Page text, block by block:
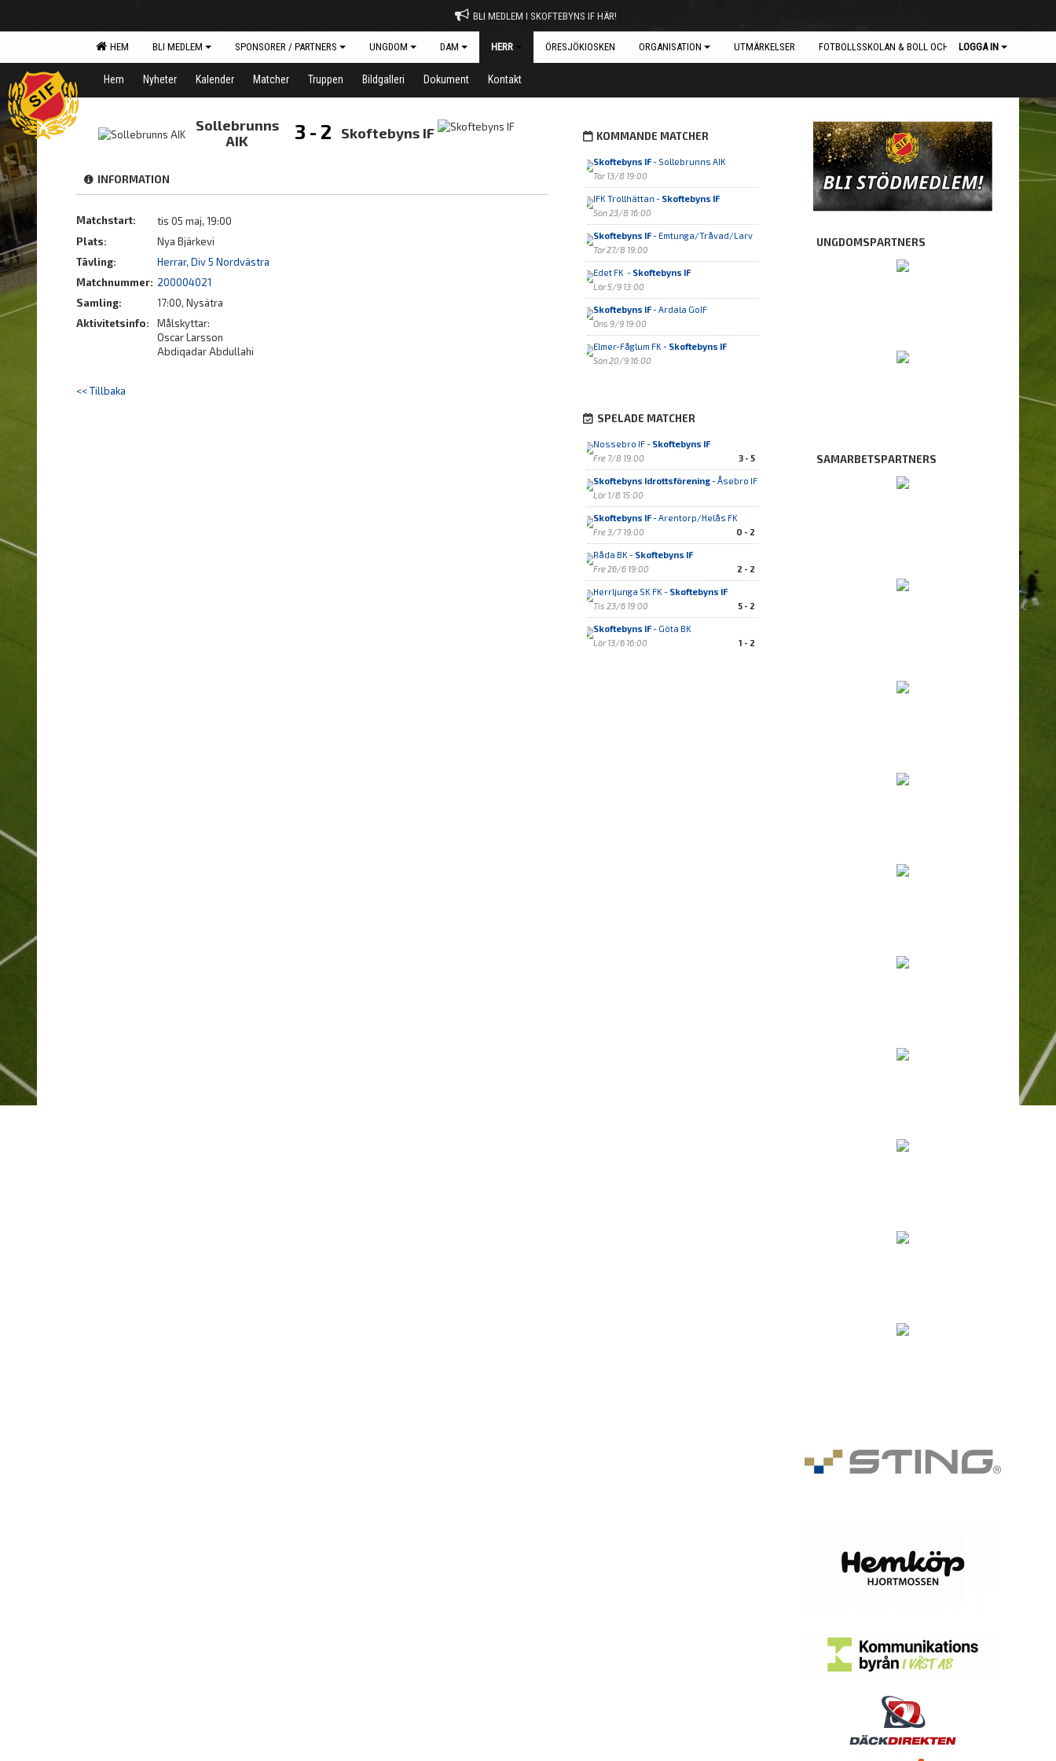
BLI MEDLEM I SKOFTEBYNS IF HÄR!
HEM BLI MEDLEM SPONSORER / PARTNERS UNGDOM DAM HERR ÖRESJÖKIOSKEN ORGANISATION UTMÄRKELSER FOTBOLLSSKOLAN & BOLL OCH LEKLOGGA IN
Hem Nyheter Kalender Matcher Truppen Bildgalleri Dokument Kontakt
Sollebrunns
AIK
3 - 2 Skoftebyns IF
INFORMATION
Matchstart:
tis 05 maj, 19:00
Plats:
Nya Bjärkevi
Tävling:
Herrar, Div 5 Nordvästra
Matchnummer: 200004021
Samling:
17:00, Nysätra
Aktivitetsinfo:
Målskyttar:
Oscar Larsson
Abdiqadar Abdullahi
<< Tillbaka
KOMMANDE MATCHER
Skoftebyns IF- Sollebrunns AIK
Tor 13/8 19:00
IFK Trollhättan - Skoftebyns IF
Sön 23/8 16:00
Skoftebyns IF- Emtunga/Tråvad/Larv
Tor 27/8 19:00
Edet FK - Skoftebyns IF
Lör 5/9 13:00
Skoftebyns IF- Ardala GoIF
Ons 9/9 19:00
Elmer-Fåglum FK - Skoftebyns IF
Sön 20/9 16:00
SPELADE MATCHER
Nossebro IF - Skoftebyns IF
Fre 7/8 19:00
3 - 5
Skoftebyns Idrottsförening- Åsebro IF
Lör 1/8 15:00
Skoftebyns IF- Arentorp/Helås FK
Fre 3/7 19:00
0 - 2
Råda BK - Skoftebyns IF
Fre 26/6 19:00
2 - 2
Herrljunga SK FK - Skoftebyns IF
Tis 23/6 19:00
5 - 2
Skoftebyns IF- Göta BK
Lör 13/6 16:00
1 - 2
UNGDOMSPARTNERS
SAMARBETSPARTNERS